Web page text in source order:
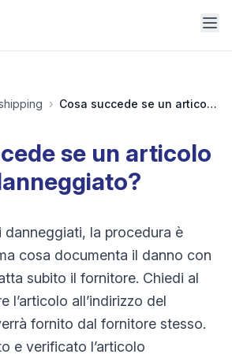
› Cosa succede se un articolo è danneggiato?
se un articolo
danneggiati, la procedura è
cosa documenta il danno con
subito il fornitore. Chiedi al
l’articolo all’indirizzo del
fornito dal fornitore stesso.
e verificato l’articolo